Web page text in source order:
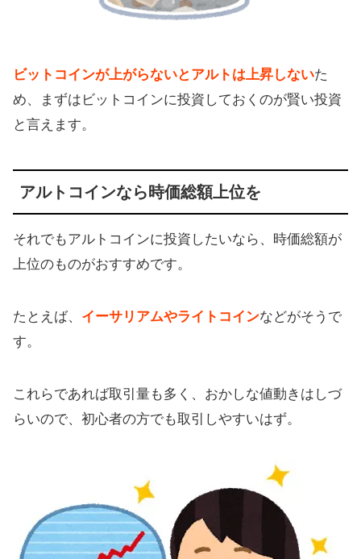
ビットコインが上がらないとアルトは上昇しないた
め、まずはビットコインに投資しておくのが賢い投資
と言えます。
アルトコインなら時価総額上位を
それでもアルトコインに投資したいなら、時価総額が
上位のものがおすすめです。
たとえば、 イーサリアムやライトコインなどがそうで
す。
これらであれば取引量も多く、おかしな値動きはしづ
らいので、初心者の方でも取引しやすいはず。